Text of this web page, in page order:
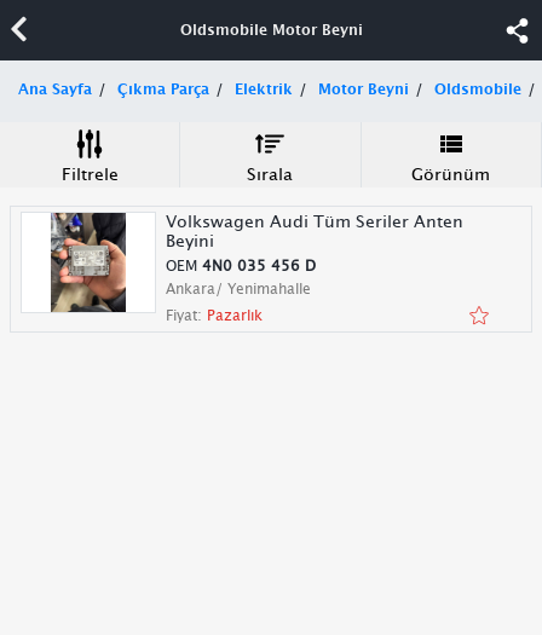
Oldsmobile Motor Beyni
Ana Sayfa Çıkma Parça Elektrik Motor Beyni Oldsmobile
Filtrele Sırala Görünüm
Volkswagen Audi Tüm Seriler Anten
Beyini
OEM 4N0 035 456 D
Ankara/ Yenimahalle
Fiyat: Pazarlık